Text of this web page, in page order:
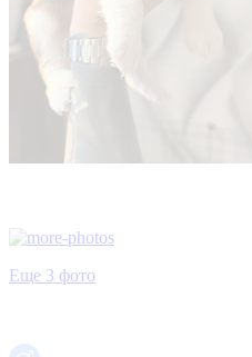
Еще 3 фото